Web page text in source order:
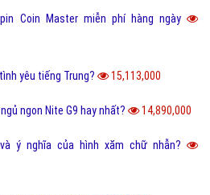
Coin Master miễn phí hàng ngày
yêu tiếng Trung? 15,113,000
ngon Nite G9 hay nhất? 14,890,000
ý nghĩa của hình xăm chữ nhẫn?